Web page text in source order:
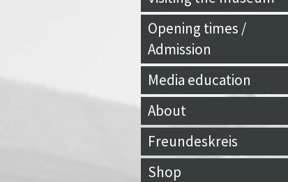
Opening times /
Admission
Media education
About
Freundeskreis
Shop